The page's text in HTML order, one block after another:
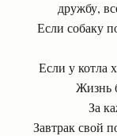
дружбу,
Если собаку
Если у котла
Жизнь
За
Завтрак свой